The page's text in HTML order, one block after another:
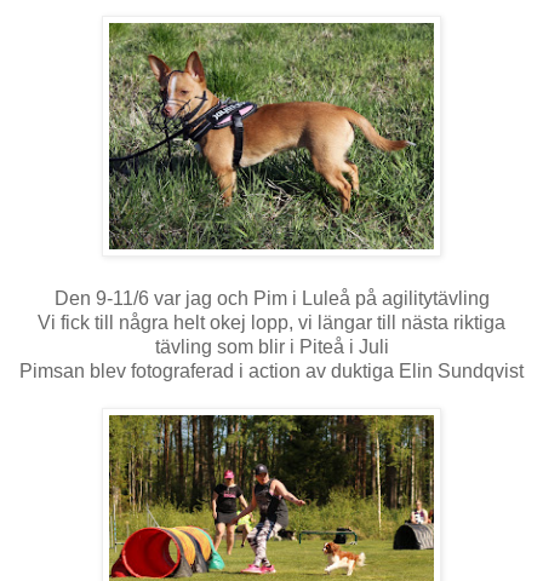
Den 9-11/6 var jag och Pim i Luleå på agilitytävling
Vi fick till några helt okej lopp, vi längar till nästa riktiga
tävling som blir i Piteå i Juli
Pimsan blev fotograferad i action av duktiga Elin Sundqvist